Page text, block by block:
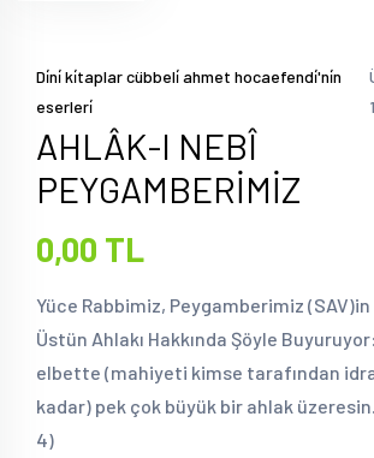
Di̇ni̇ ki̇taplar cübbeli̇ ahmet hocaefendi̇'ni̇n
eserleri̇
AHLÂK-I NEBÎ
PEYGAMBERİMİZ
0,00 TL
Yüce Rabbimiz, Peygamberimiz (SAV)in
Üstün Ahlakı Hakkında Şöyle
elbette (mahiyeti kimse tarafından
kadar) pek çok büyük bir ahlak
4)